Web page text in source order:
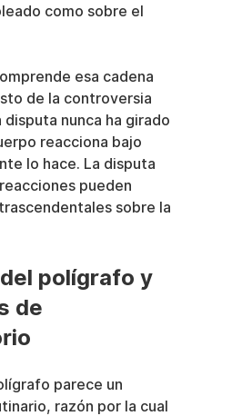
como sobre el
esa cadena
de la controversia
nunca ha girado
reacciona bajo
lo hace. La disputa
pueden
sobre la
polígrafo y
de
parece un
razón por la cual